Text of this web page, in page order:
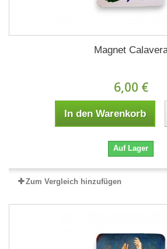
Magnet
6,00 €
In den Warenkorb
Auf Lager
Zum Vergleich hinzufügen